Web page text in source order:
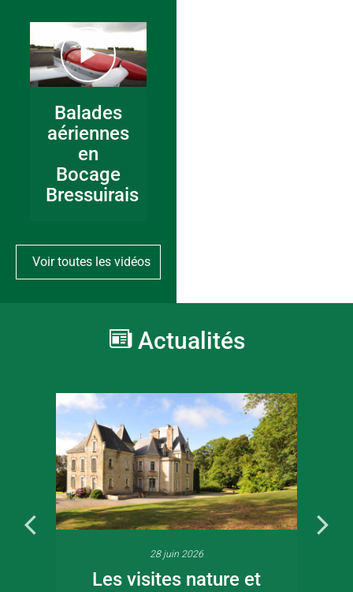
Balades
aériennes
en
Bocage
Bressuirais
Voir toutes les vidéos
Actualités
28 juin 2026
Les visites nature et